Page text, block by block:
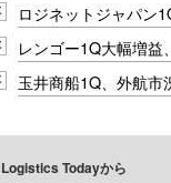
ロジネットジャパン
レンゴー1Q大幅増益
玉井商船1Q、外航市
Logistics Todayから